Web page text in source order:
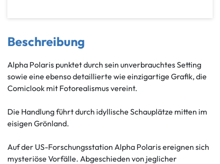
Beschreibung
Alpha Polaris punktet durch sein unverbrauchtes Setting
sowie eine ebenso detaillierte wie einzigartige Grafik, die
Comiclook mit Fotorealismus vereint.
Die Handlung führt durch idyllische Schauplätze mitten im
eisigen Grönland.
Auf der US-Forschungsstation Alpha Polaris ereignen sich
mysteriöse Vorfälle. Abgeschieden von jeglicher